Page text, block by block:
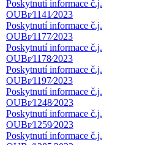
Poskytnutí informace č.j.
OUBr⁄1141⁄2023
Poskytnutí informace č.j.
OUBr⁄1177⁄2023
Poskytnutí informace č.j.
OUBr⁄1178⁄2023
Poskytnutí informace č.j.
OUBr⁄1197⁄2023
Poskytnutí informace č.j.
OUBr⁄1248⁄2023
Poskytnutí informace č.j.
OUBr⁄1259⁄2023
Poskytnutí informace č.j.